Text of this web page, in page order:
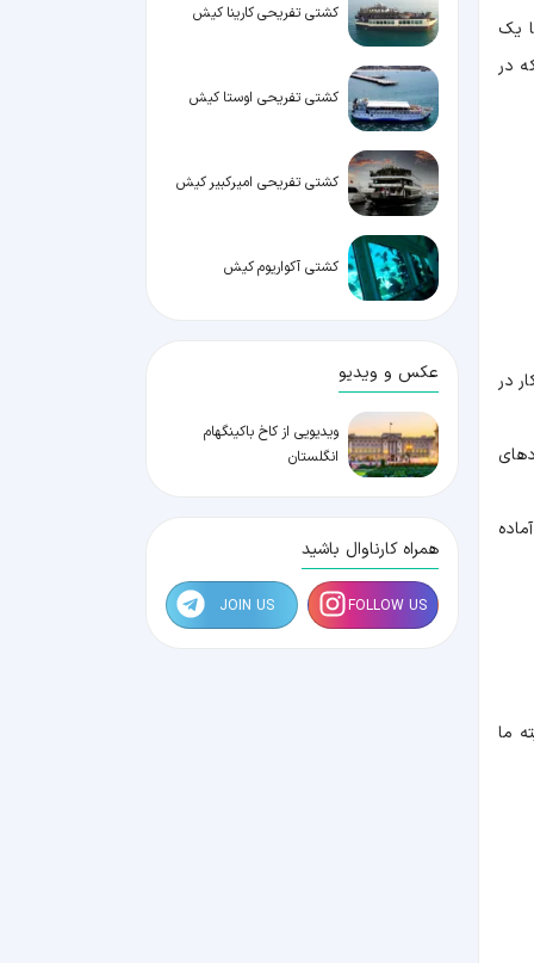
یک
در
در
ما
کشتی تفریحی کارینا کیش
کشتی تفریحی اوستا کیش
کشتی تفریحی امیرکبیر کیش
کشتی آکواریوم کیش
عکس و ویدیو
ویدیویی از کاخ باکینگهام
انگلستان
همراه کارناوال باشید
FOLLOW US
JOIN US